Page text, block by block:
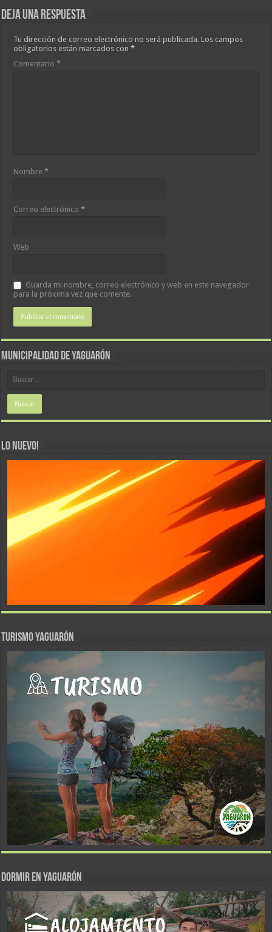
Deja una respuesta
Tu dirección de correo electrónico no será publicada. Los campos
obligatorios están marcados con*
Comentario*
Nombre*
Correo electrónico*
Web
Guarda mi nombre, correo electrónico y web en este navegador
para la próxima vez que comente.
MUNICIPALIDAD DE YAGUARÓN
LO NUEVO!
TURISMO YAGUARÓN
DORMIR EN YAGUARÓN